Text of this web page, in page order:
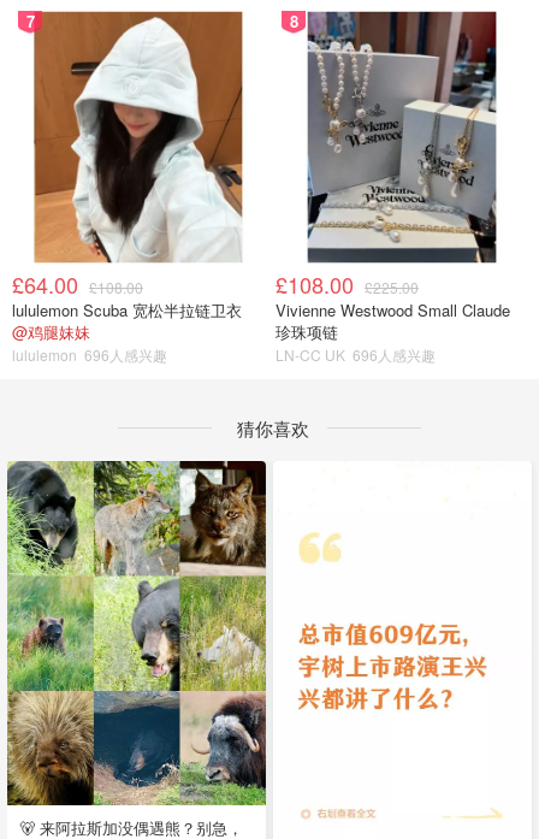
7
£64.00 £108.00
lululemon Scuba 宽松半拉链卫衣
@鸡腿妹妹
lululemon 696人感兴趣
8
£108.00 £225.00
Vivienne Westwood Small Claude
珍珠项链
LN-CC UK 696人感兴趣
猜你喜欢
🐻 来阿拉斯加没偶遇熊？别急，